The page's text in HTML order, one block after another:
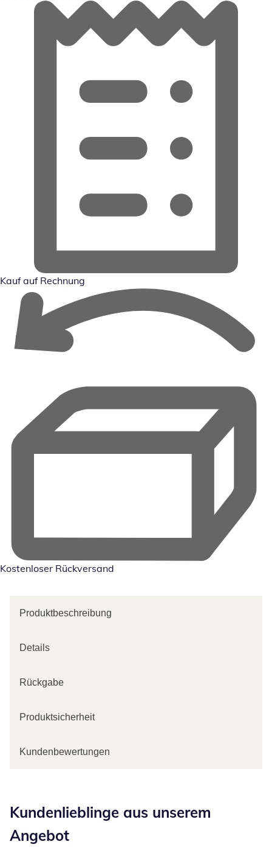
Kauf auf Rechnung
Kostenloser Rückversand
Produktbeschreibung
Details
Rückgabe
Produktsicherheit
Kundenbewertungen
Kundenlieblinge aus unserem
Angebot